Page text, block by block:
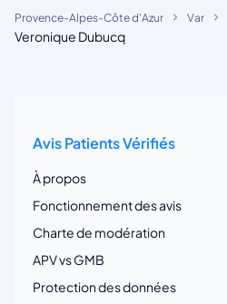
Provence-Alpes-Côte d'Azur Var
Veronique Dubucq
Avis Patients Vérifiés
À propos
Fonctionnement des avis
Charte de modération
APV vs GMB
Protection des données